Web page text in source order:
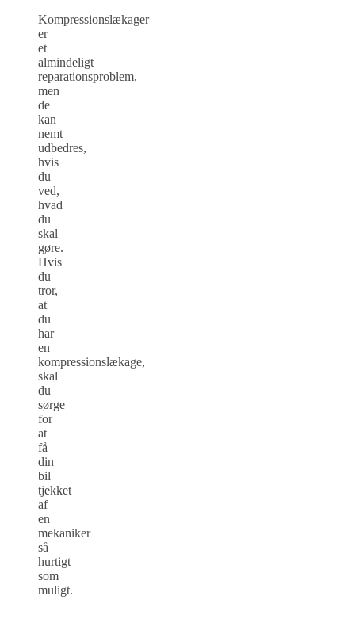
Kompressionslækager
er
et
almindeligt
reparationsproblem,
men
de
kan
nemt
udbedres,
hvis
du
ved,
hvad
du
skal
gøre.
Hvis
du
tror,
at
du
har
en
kompressionslækage,
skal
du
sørge
for
at
få
din
bil
tjekket
af
en
mekaniker
så
hurtigt
som
muligt.